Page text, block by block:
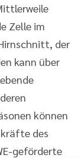
Zelle im
der
kann über
können
des
geförderte